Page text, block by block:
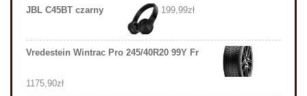
JBL C45BT czarny 199,99zł
Vredestein Wintrac Pro 245/40R20 99Y Fr
1175,90zł